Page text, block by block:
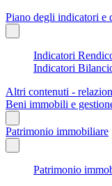
Piano degli indicatori e
Indicatori
Indicatori
Altri contenuti -
Beni immobili e
Patrimonio immobiliare
Patrimonio